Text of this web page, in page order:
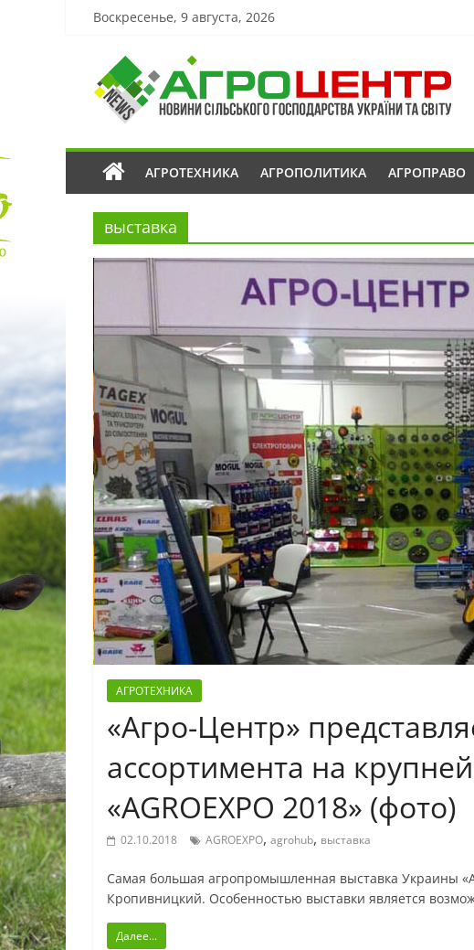
Воскресенье, 9 августа, 2026
АГРОТЕХНИКА АГРОПОЛИТИКА АГРОПРАВО
выставка
АГРОТЕХНИКА
«Агро-Центр»
ассортимента на
«AGROEXPO 2018» (фото)
02.10.2018 AGROEXPO, agrohub, выставка
Самая большая агропромышленная выставка Украины
Кропивницкий. Особенностью выставки является
Далее...